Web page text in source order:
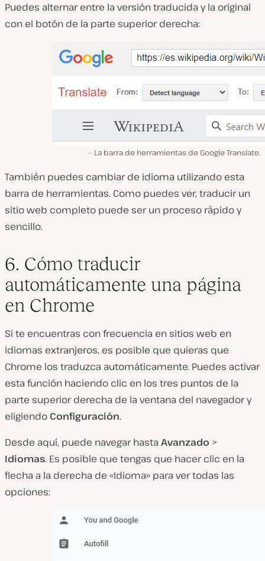
Puedes alternar entre la versión traducida y la original
con el botón de la parte superior derecha:
La barra de herramientas de Google Translate.
También puedes cambiar de idioma utilizando esta
barra de herramientas. Como puedes ver, traducir un
sitio web completo puede ser un proceso rápido y
sencillo.
6. Cómo traducir
automáticamente una página
en Chrome
Si te encuentras con frecuencia en sitios web en
idiomas extranjeros, es posible que quieras que
Chrome los traduzca automáticamente. Puedes activar
esta función haciendo clic en los tres puntos de la
parte superior derecha de la ventana del navegador y
eligiendo Configuración.
Desde aquí, puede navegar hasta Avanzado >
Idiomas. Es posible que tengas que hacer clic en la
flecha a la derecha de «Idioma» para ver todas las
opciones: